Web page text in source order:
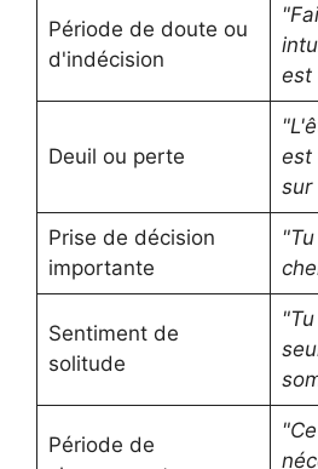
Période de doute ou
d'indécision
est
Deuil ou perte
est
sur
Prise de décision
importante
Sentiment de
solitude
Période de